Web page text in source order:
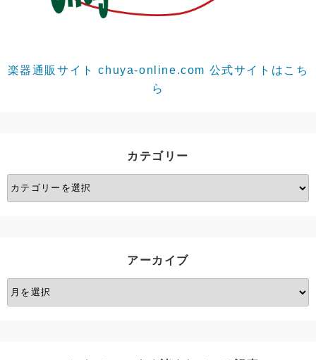
楽器通販サイト chuya-online.com 公式サイトはこち
ら
カテゴリー
カ
テ
アーカイブ
ア
ー